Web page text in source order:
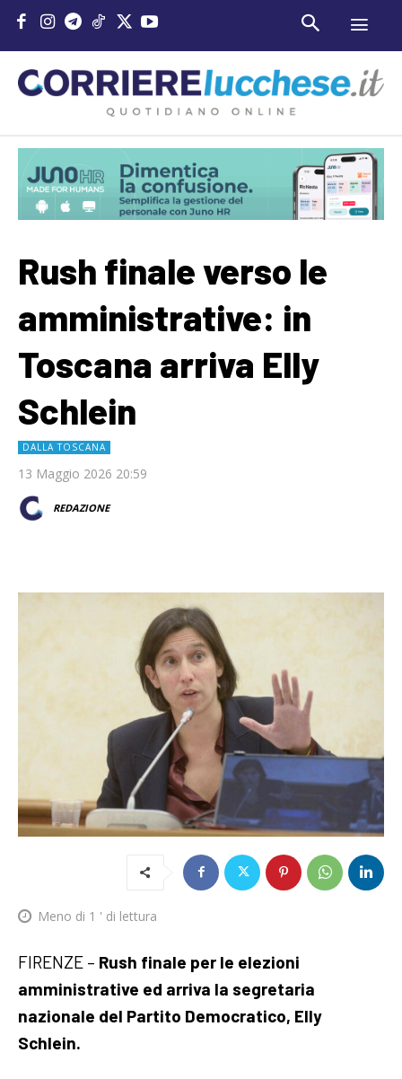
Rush finale verso le
amministrative: in
Toscana arriva Elly
Schlein
DALLA TOSCANA
13 Maggio 2026 20:59
REDAZIONE
Meno di 1 ' di lettura
FIRENZE – Rush finale per le elezioni
amministrative ed arriva la segretaria
nazionale del Partito Democratico, Elly
Schlein.